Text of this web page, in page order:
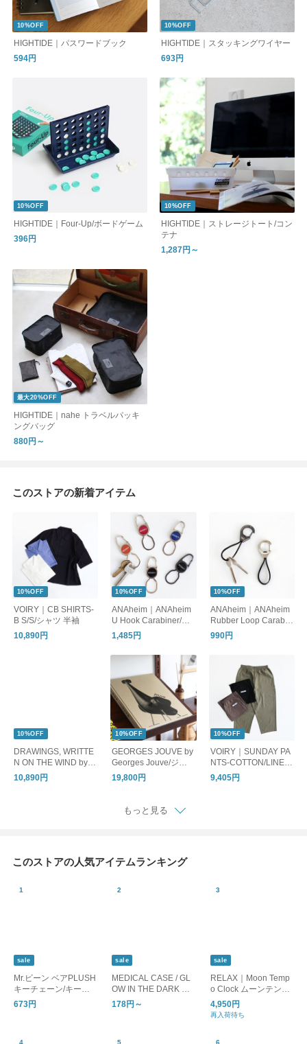
10%OFF
HIGHTIDE｜パスワードブック
594円
10%OFF
HIGHTIDE｜スタッキングワイヤー
693円
10%OFF
HIGHTIDE｜Four-Up/ボードゲーム
396円
10%OFF
HIGHTIDE｜ストレージトート/コン
テナ
1,287円～
最大20%OFF
HIGHTIDE｜nahe トラベルパッキ
ングバッグ
880円～
このストアの新着アイテム
10%OFF
VOIRY｜CB SHIRTS-
B S/S/シャツ 半袖
10,890円
10%OFF
ANAheim｜ANAheim
U Hook Carabiner/カ
ラビナ キーホルダー
1,485円
10%OFF
ANAheim｜ANAheim
Rubber Loop Carabin
er/カラビナ キーホル
ダー
990円
10%OFF
DRAWINGS, WRITTE
N ON THE WIND by L
awrence Weiner/アー
トブック ローレン
10,890円
10%OFF
GEORGES JOUVE by
Georges Jouve/ジョ
ルジュ・ジューヴ 作
品集
19,800円
10%OFF
VOIRY｜SUNDAY PA
NTS-COTTON/LINEN/
イージーパンツ コッ
トン リネン
9,405円
もっと見る
このストアの人気アイテムランキング
sale
Mr.ビーン ベアPLUSH
キーチェーン/キーホ
ルダー
673円
sale
MEDICAL CASE / GL
OW IN THE DARK ピ
ルケース 蓄光
178円～
sale
RELAX｜Moon Temp
o Clock ムーンテンポ
クロック/置時計 目覚
まし時計
4,950円
再入荷待ち